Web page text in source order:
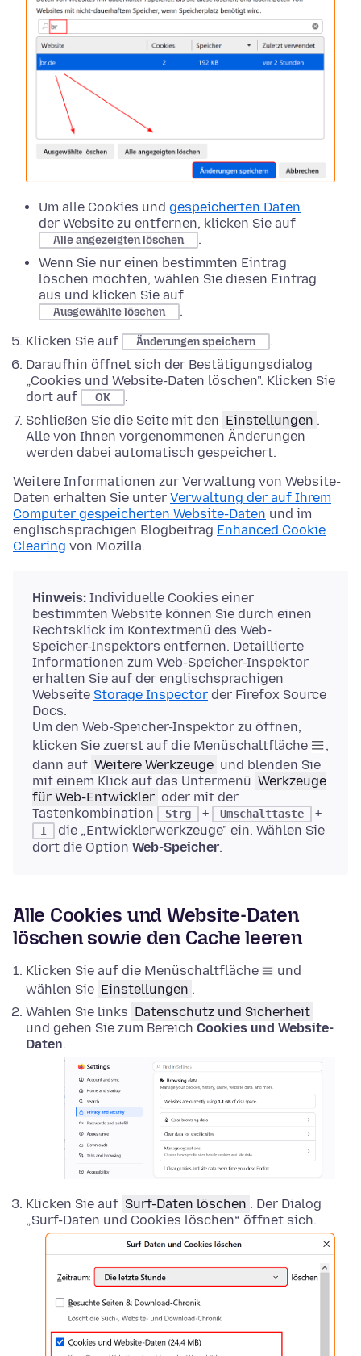
Um alle Cookies und gespeicherten Daten
der Website zu entfernen, klicken Sie auf
Alle angezeigten löschen
.
Wenn Sie nur einen bestimmten Eintrag
löschen möchten, wählen Sie diesen Eintrag
aus und klicken Sie auf
Ausgewählte löschen
.
Klicken Sie auf
Änderungen speichern
.
Daraufhin öffnet sich der Bestätigungsdialog
„Cookies und Website-Daten löschen". Klicken Sie
dort auf
OK
.
Schließen Sie die Seite mit den Einstellungen .
Alle von Ihnen vorgenommenen Änderungen
werden dabei automatisch gespeichert.
Weitere Informationen zur Verwaltung von Website-
Daten erhalten Sie unter Verwaltung der auf Ihrem
Computer gespeicherten Website-Daten und im
englischsprachigen Blogbeitrag Enhanced Cookie
Clearing von Mozilla.
Hinweis: Individuelle Cookies einer
bestimmten Website können Sie durch einen
Rechtsklick im Kontextmenü des Web-
Speicher-Inspektors entfernen. Detaillierte
Informationen zum Web-Speicher-Inspektor
erhalten Sie auf der englischsprachigen
Webseite Storage Inspector der Firefox Source
Docs.
Um den Web-Speicher-Inspektor zu öffnen,
klicken Sie zuerst auf die Menüschaltfläche
,
dann auf Weitere Werkzeuge und blenden Sie
mit einem Klick auf das Untermenü Werkzeuge
für Web-Entwickler oder mit der
Tastenkombination
Strg + Umschalttaste +
I
die „Entwicklerwerkzeuge" ein. Wählen Sie
dort die Option Web-Speicher.
Alle Cookies und Website-Daten
löschen sowie den Cache leeren
Klicken Sie auf die Menüschaltfläche
und
wählen Sie Einstellungen .
Wählen Sie links Datenschutz und Sicherheit
und gehen Sie zum Bereich Cookies und Website-
Daten.
Klicken Sie auf Surf-Daten löschen . Der Dialog
„Surf-Daten und Cookies löschen“ öffnet sich.